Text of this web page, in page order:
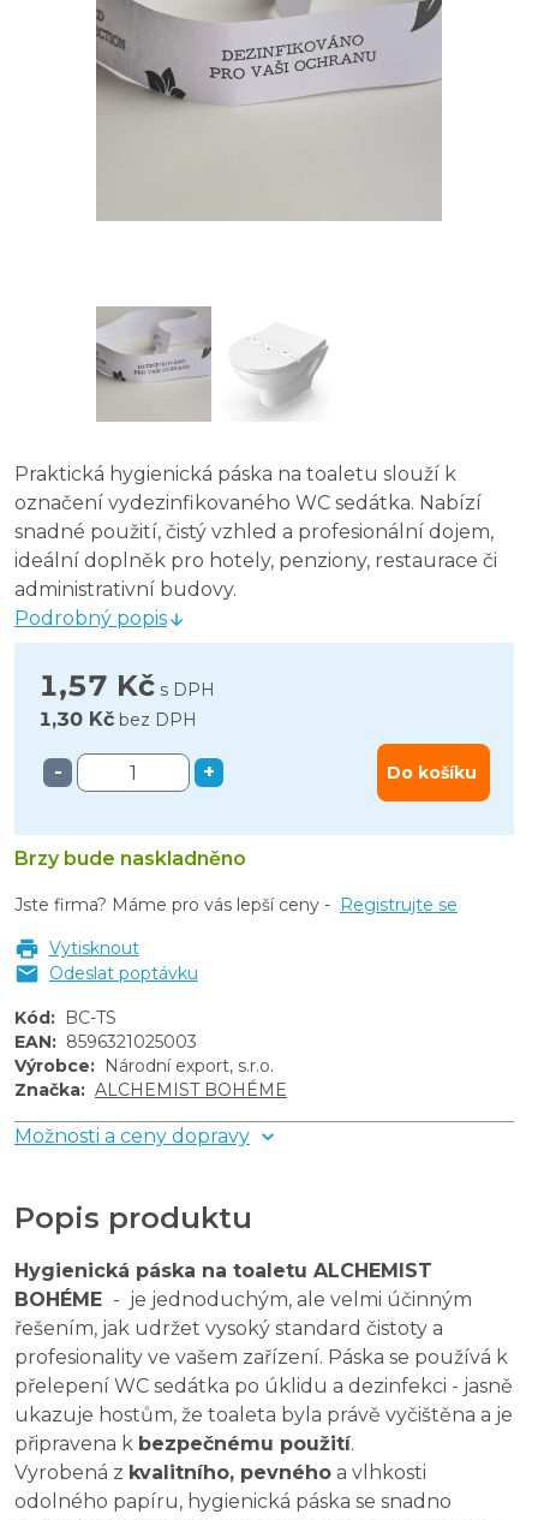
Praktická hygienická páska na toaletu slouží k
označení vydezinfikovaného WC sedátka. Nabízí
snadné použití, čistý vzhled a profesionální dojem,
ideální doplněk pro hotely, penziony, restaurace či
administrativní budovy.
Podrobný popis
1,57 Kč s DPH
1,30 Kč bez DPH
- + Do košíku
Brzy bude naskladněno
Jste firma? Máme pro vás lepší ceny - Registrujte se
Vytisknout
Odeslat poptávku
Kód: BC-TS
EAN: 8596321025003
Výrobce: Národní export, s.r.o.
Značka: ALCHEMIST BOHÉME
Možnosti a ceny dopravy
Popis produktu
Hygienická páska na toaletu ALCHEMIST
BOHÉME - je jednoduchým, ale velmi účinným
řešením, jak udržet vysoký standard čistoty a
profesionality ve vašem zařízení. Páska se používá k
přelepení WC sedátka po úklidu a dezinfekci - jasně
ukazuje hostům, že toaleta byla právě vyčištěna a je
připravena k bezpečnému použití.
Vyrobená z kvalitního, pevného a vlhkosti
odolného papíru, hygienická páska se snadno